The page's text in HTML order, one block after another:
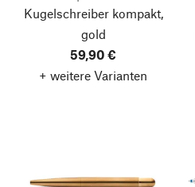
Kugelschreiber kompakt,
gold
59,90 €
+ weitere Varianten